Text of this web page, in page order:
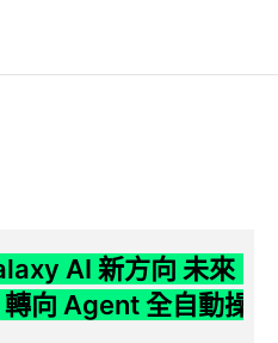
AI 新方向 未來
向 Agent 全自動操